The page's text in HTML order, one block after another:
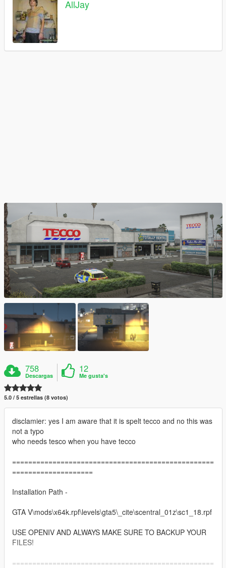
AllJay
758
Descargas
12
Me gusta's
5.0 / 5 estrellas (8 votos)
disclamier: yes I am aware that it is spelt tecco and no this was
not a typo
who needs tesco when you have tecco
==================================================
====================
Installation Path -
GTA V\mods\x64k.rpf\levels\gta5\_cite\scentral_01z\sc1_18.rpf
USE OPENIV AND ALWAYS MAKE SURE TO BACKUP YOUR
FILES!
==================================================